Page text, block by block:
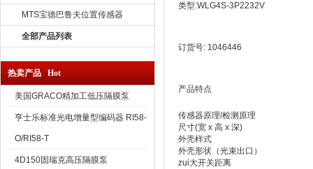
MTS宝德巴鲁夫位置传感器
全部产品列表
热卖产品 Hot
美国GRACO精加工低压隔膜泵
亨士乐标准光电增量型编码器 RI58-
O/RI58-T
4D150固瑞克高压隔膜泵
类型:WLG4S-3P2232V
订货号: 1046446
产品特点
传感器原理/检测原理
尺寸(宽 x 高 x 深)
外壳样式
外壳形状（光束出口）
zui大开关距离